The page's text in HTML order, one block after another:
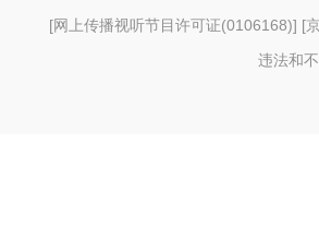
[网上传播视听节目许可证(0106168)] [
违法和